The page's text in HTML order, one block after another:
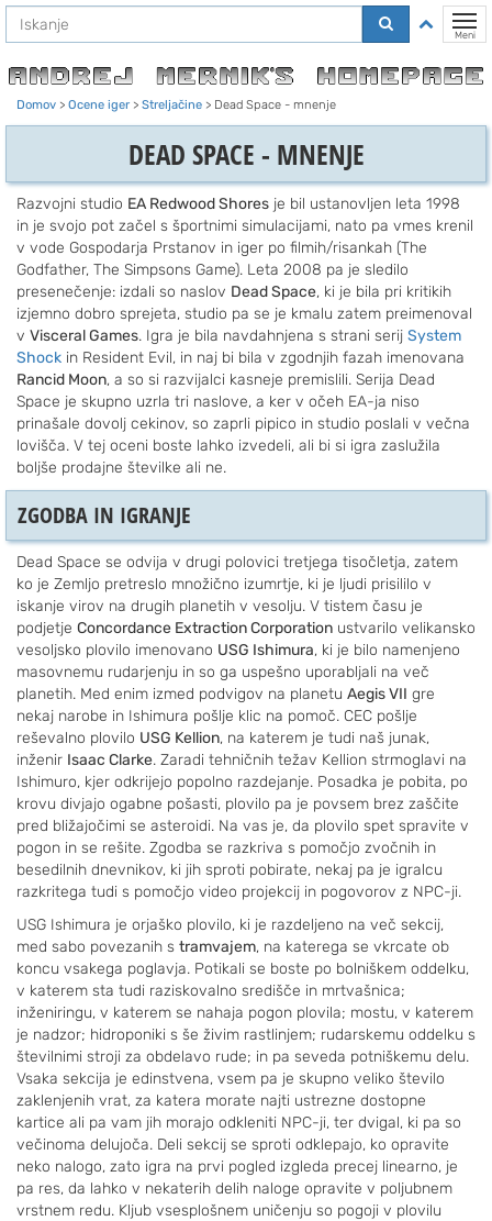
Na
vsebino
Meni
Domov > Ocene iger > Streljačine > Dead Space - mnenje
DEAD SPACE - MNENJE
Razvojni studio EA Redwood Shores je bil ustanovljen leta 1998
in je svojo pot začel s športnimi simulacijami, nato pa vmes krenil
v vode Gospodarja Prstanov in iger po filmih/risankah (The
Godfather, The Simpsons Game). Leta 2008 pa je sledilo
presenečenje: izdali so naslov Dead Space, ki je bila pri kritikih
izjemno dobro sprejeta, studio pa se je kmalu zatem preimenoval
v Visceral Games. Igra je bila navdahnjena s strani serij System
Shock in Resident Evil, in naj bi bila v zgodnjih fazah imenovana
Rancid Moon, a so si razvijalci kasneje premislili. Serija Dead
Space je skupno uzrla tri naslove, a ker v očeh EA-ja niso
prinašale dovolj cekinov, so zaprli pipico in studio poslali v večna
lovišča. V tej oceni boste lahko izvedeli, ali bi si igra zaslužila
boljše prodajne številke ali ne.
ZGODBA IN IGRANJE
Dead Space se odvija v drugi polovici tretjega tisočletja, zatem
ko je Zemljo pretreslo množično izumrtje, ki je ljudi prisililo v
iskanje virov na drugih planetih v vesolju. V tistem času je
podjetje Concordance Extraction Corporation ustvarilo velikansko
vesoljsko plovilo imenovano USG Ishimura, ki je bilo namenjeno
masovnemu rudarjenju in so ga uspešno uporabljali na več
planetih. Med enim izmed podvigov na planetu Aegis VII gre
nekaj narobe in Ishimura pošlje klic na pomoč. CEC pošlje
reševalno plovilo USG Kellion, na katerem je tudi naš junak,
inženir Isaac Clarke. Zaradi tehničnih težav Kellion strmoglavi na
Ishimuro, kjer odkrijejo popolno razdejanje. Posadka je pobita, po
krovu divjajo ogabne pošasti, plovilo pa je povsem brez zaščite
pred bližajočimi se asteroidi. Na vas je, da plovilo spet spravite v
pogon in se rešite. Zgodba se razkriva s pomočjo zvočnih in
besedilnih dnevnikov, ki jih sproti pobirate, nekaj pa je igralcu
razkritega tudi s pomočjo video projekcij in pogovorov z NPC-ji.
USG Ishimura je orjaško plovilo, ki je razdeljeno na več sekcij,
med sabo povezanih s tramvajem, na katerega se vkrcate ob
koncu vsakega poglavja. Potikali se boste po bolniškem oddelku,
v katerem sta tudi raziskovalno središče in mrtvašnica;
inženiringu, v katerem se nahaja pogon plovila; mostu, v katerem
je nadzor; hidroponiki s še živim rastlinjem; rudarskemu oddelku s
številnimi stroji za obdelavo rude; in pa seveda potniškemu delu.
Vsaka sekcija je edinstvena, vsem pa je skupno veliko število
zaklenjenih vrat, za katera morate najti ustrezne dostopne
kartice ali pa vam jih morajo odkleniti NPC-ji, ter dvigal, ki pa so
večinoma delujoča. Deli sekcij se sproti odklepajo, ko opravite
neko nalogo, zato igra na prvi pogled izgleda precej linearno, je
pa res, da lahko v nekaterih delih naloge opravite v poljubnem
vrstnem redu. Kljub vsesplošnem uničenju so pogoji v plovilu